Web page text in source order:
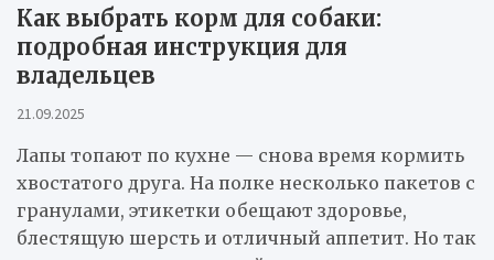
Как выбрать корм для собаки:
подробная инструкция для
владельцев
21.09.2025
Лапы топают по кухне — снова время кормить
хвостатого друга. На полке несколько пакетов с
гранулами, этикетки обещают здоровье,
блестящую шерсть и отличный аппетит. Но так